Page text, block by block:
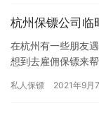
杭州保镖公司临
在杭州有一些朋友
想到去雇佣保镖来
务费贵…
私人保镖 2021年9月